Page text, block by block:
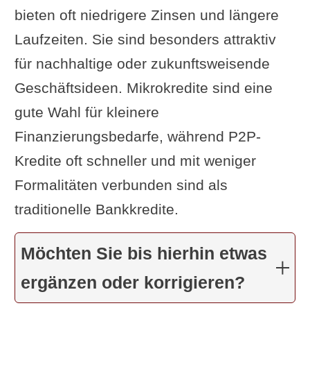
bieten oft niedrigere Zinsen und längere
Laufzeiten. Sie sind besonders attraktiv
für nachhaltige oder zukunftsweisende
Geschäftsideen. Mikrokredite sind eine
gute Wahl für kleinere
Finanzierungsbedarfe, während P2P-
Kredite oft schneller und mit weniger
Formalitäten verbunden sind als
traditionelle Bankkredite.
Möchten Sie bis hierhin etwas
ergänzen oder korrigieren?